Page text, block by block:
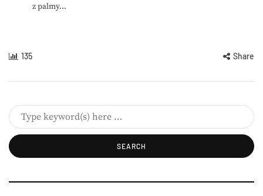
z palmy...
135 Share